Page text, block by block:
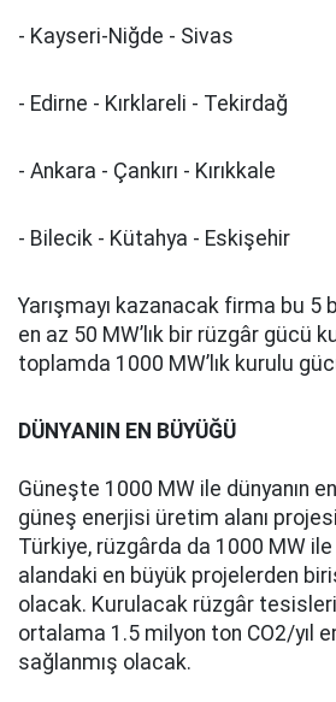
- Kayseri-Niğde - Sivas
- Edirne - Kırklareli - Tekirdağ
- Ankara - Çankırı - Kırıkkale
- Bilecik - Kütahya - Eskişehir
Yarışmayı kazanacak firma bu 5
en az 50 MW’lık bir rüzgâr gücü
toplamda 1000 MW’lık kurulu
DÜNYANIN EN BÜYÜĞÜ
Güneşte 1000 MW ile dünyanın
güneş enerjisi üretim alanı
Türkiye, rüzgârda da 1000 MW
alandaki en büyük projelerden
olacak. Kurulacak rüzgâr
ortalama 1.5 milyon ton CO2/yıl
sağlanmış olacak.